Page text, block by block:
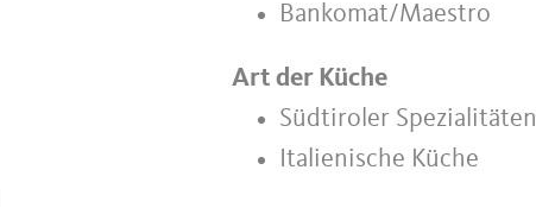
Bankomat/Maestro
Art der Küche
Südtiroler Spezialitäten
Italienische Küche